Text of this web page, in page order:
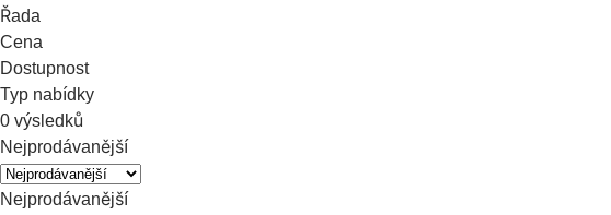
Řada
Cena
Dostupnost
Typ nabídky
0 výsledků
Nejprodávanější
Nejprodávanější